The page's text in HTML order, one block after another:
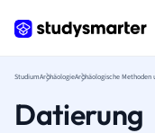
StudiumArchäologie
Datierung